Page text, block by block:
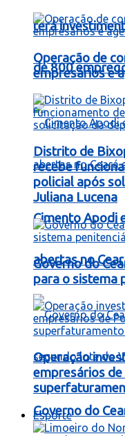
terá
de 800
Cimento Apodi
abertas no
Governo do
Operação de
empresários e
Distrito de
recebe
policial após
Juliana Lucena
Governo do
para o sistema
Operação
empresários
Esporte